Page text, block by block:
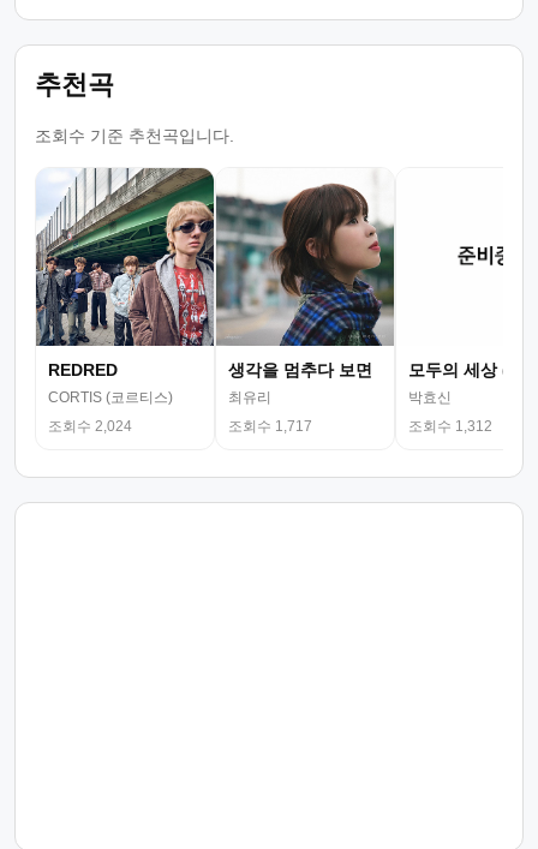
추천곡
조회수 기준 추천곡입니다.
REDRED
CORTIS (코르티스)
조회수 2,024
생각을 멈추다 보면
최유리
조회수 1,717
모두의 세상 (뮤
박효신
조회수 1,312